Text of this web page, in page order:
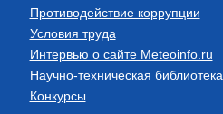
Противодействие коррупции
Условия труда
Интервью о сайте Meteoinfo.ru
Научно-техническая библиотека
Конкурсы